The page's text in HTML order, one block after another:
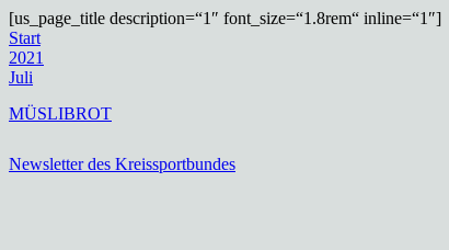
[us_page_title description=“1″ font_size=“1.8rem“ inline=“1″]
Start
2021
Juli
MÜSLIBROT
Newsletter des Kreissportbundes